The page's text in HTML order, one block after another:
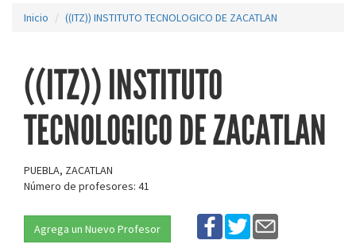
Inicio ((ITZ)) INSTITUTO TECNOLOGICO DE ZACATLAN
((ITZ)) INSTITUTO
TECNOLOGICO DE ZACATLAN
PUEBLA, ZACATLAN
Número de profesores: 41
Agrega un Nuevo Profesor